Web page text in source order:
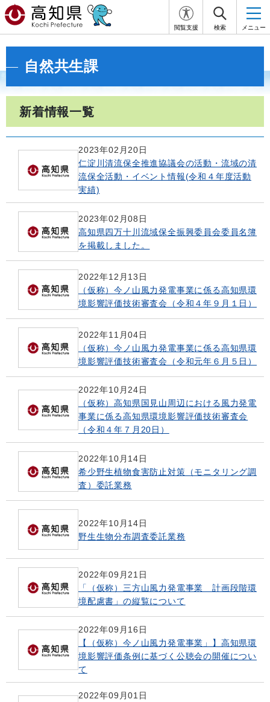
閲覧支援 検索 メニュー
自然共生課
新着情報一覧
2023年02月20日
仁淀川清流保全推進協議会の活動・流域の清
流保全活動・イベント情報(令和４年度活動
実績)
2023年02月08日
高知県四万十川流域保全振興委員会委員名簿
を掲載しました。
2022年12月13日
（仮称）今ノ山風力発電事業に係る高知県環
境影響評価技術審査会（令和４年９月１日）
2022年11月04日
（仮称）今ノ山風力発電事業に係る高知県環
境影響評価技術審査会（令和元年６月５日）
2022年10月24日
（仮称）高知県国見山周辺における風力発電
事業に係る高知県環境影響評価技術審査会
（令和４年７月20日）
2022年10月14日
希少野生植物食害防止対策（モニタリング調
査）委託業務
2022年10月14日
野生生物分布調査委託業務
2022年09月21日
「（仮称）三方山風力発電事業 計画段階環
境配慮書」の縦覧について
2022年09月16日
【（仮称）今ノ山風力発電事業」】高知県環
境影響評価条例に基づく公聴会の開催につい
て
2022年09月01日